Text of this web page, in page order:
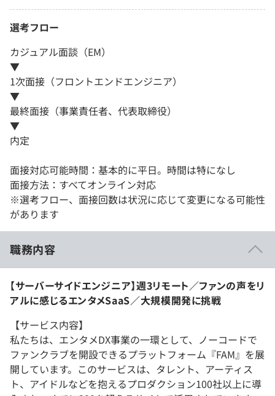
選考フロー
カジュアル面談（EM）
▼
1次面接（フロントエンドエンジニア）
▼
最終面接（事業責任者、代表取締役）
▼
内定
面接対応可能時間：基本的に平日。時間は特になし
面接方法：すべてオンライン対応
※選考フロー、面接回数は状況に応じて変更になる可能性
があります
職務内容
【サーバーサイドエンジニア】週3リモート／ファンの声をリ
アルに感じるエンタメSaaS／大規模開発に挑戦
【サービス内容】
私たちは、エンタメDX事業の一環として、ノーコードで
ファンクラブを開設できるプラットフォーム『FAM』を展
開しています。このサービスは、タレント、アーティス
ト、アイドルなどを抱えるプロダクション100社以上に導